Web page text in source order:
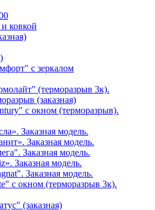
ковкой
с зеркалом
(терморазрыв 3к).
(заказная)
с окном (терморазрыв).
Заказная модель.
Заказная модель.
Заказная модель.
Заказная модель.
Заказная модель.
с окном (терморазрыв 3к).
(заказная)